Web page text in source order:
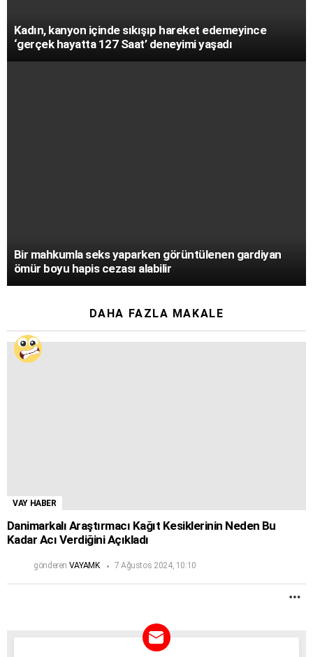
Kadın, kanyon içinde sıkışıp hareket edemeyince
‘gerçek hayatta 127 Saat’ deneyimi yaşadı
Bir mahkumla seks yaparken görüntülenen gardiyan
ömür boyu hapis cezası alabilir
DAHA FAZLA MAKALE
VAY HABER
Danimarkalı Araştırmacı Kağıt Kesiklerinin Neden Bu
Kadar Acı Verdiğini Açıkladı
gönderen VAYAMK 7 Ağustos 2024, 10:10